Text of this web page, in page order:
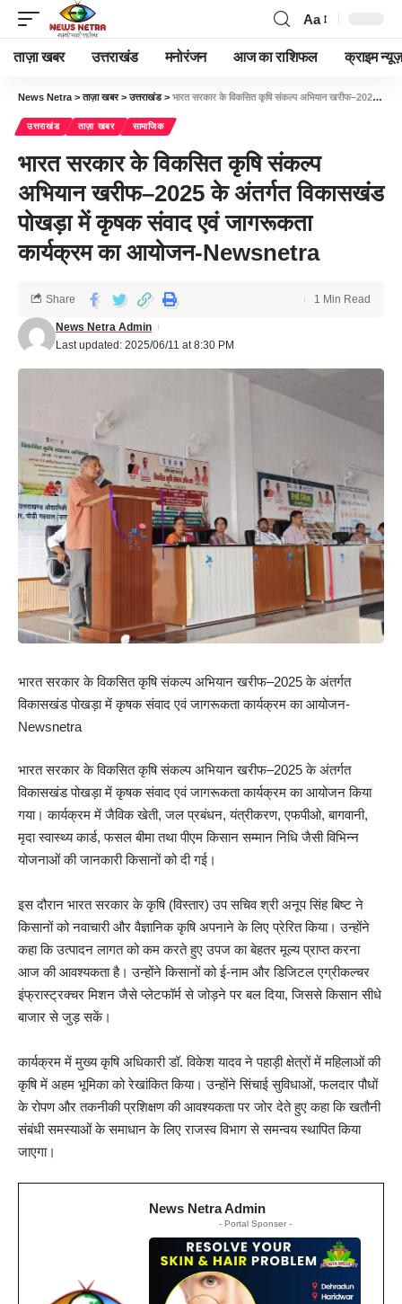
Aa
ताज़ा खबर उत्तराखंड मनोरंजन आज का राशिफल क्राइम न्यूज़
News Netra >ताज़ा खबर>उत्तराखंड> भारत सरकार के विकसित कृषि संकल्प अभियान खरीफ–2025 के अंतर्गत विकासखंड पोखड़ा में कृषक संवाद एवं जागरूकता कार्यक्रम का आयोजन-Newsnetra
उत्तराखंड ताज़ा खबर सामाजिक
भारत सरकार के विकसित कृषि संकल्प
अभियान खरीफ–2025 के अंतर्गत विकासखंड
पोखड़ा में कृषक संवाद एवं जागरूकता
कार्यक्रम का आयोजन-Newsnetra
Last updated: 2025/06/11 at 8:30 PM
News Netra Admin
Share 1 Min Read
भारत सरकार के विकसित कृषि संकल्प अभियान खरीफ–2025 के अंतर्गत
विकासखंड पोखड़ा में कृषक संवाद एवं जागरूकता कार्यक्रम का आयोजन-
Newsnetra
भारत सरकार के विकसित कृषि संकल्प अभियान खरीफ–2025 के अंतर्गत
विकासखंड पोखड़ा में कृषक संवाद एवं जागरूकता कार्यक्रम का आयोजन किया
गया। कार्यक्रम में जैविक खेती, जल प्रबंधन, यंत्रीकरण, एफपीओ, बागवानी,
मृदा स्वास्थ्य कार्ड, फसल बीमा तथा पीएम किसान सम्मान निधि जैसी विभिन्न
योजनाओं की जानकारी किसानों को दी गई।
इस दौरान भारत सरकार के कृषि (विस्तार) उप सचिव श्री अनूप सिंह बिष्ट ने
किसानों को नवाचारी और वैज्ञानिक कृषि अपनाने के लिए प्रेरित किया। उन्होंने
कहा कि उत्पादन लागत को कम करते हुए उपज का बेहतर मूल्य प्राप्त करना
आज की आवश्यकता है। उन्होंने किसानों को ई-नाम और डिजिटल एग्रीकल्चर
इंफ्रास्ट्रक्चर मिशन जैसे प्लेटफॉर्म से जोड़ने पर बल दिया, जिससे किसान सीधे
बाजार से जुड़ सकें।
कार्यक्रम में मुख्य कृषि अधिकारी डॉ. विकेश यादव ने पहाड़ी क्षेत्रों में महिलाओं की
कृषि में अहम भूमिका को रेखांकित किया। उन्होंने सिंचाई सुविधाओं, फलदार पौधों
के रोपण और तकनीकी प्रशिक्षण की आवश्यकता पर जोर देते हुए कहा कि खतौनी
संबंधी समस्याओं के समाधान के लिए राजस्व विभाग से समन्वय स्थापित किया
जाएगा।
News Netra Admin
- Portal Sponser -